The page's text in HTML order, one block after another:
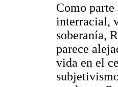
Como
interracial,
soberanía,
parece
vida en el